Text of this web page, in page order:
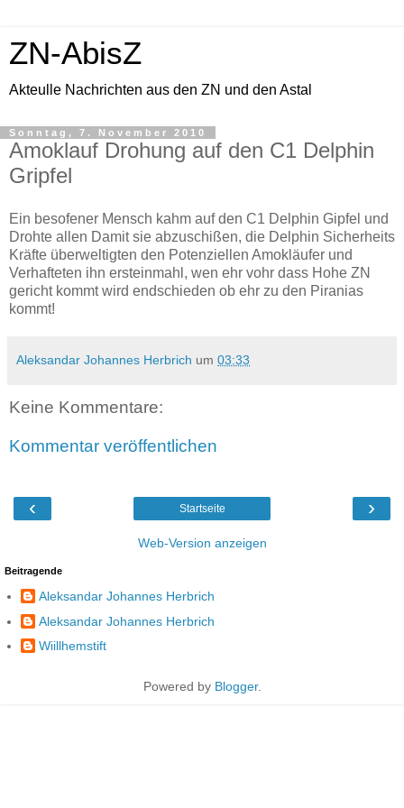
ZN-AbisZ
Akteulle Nachrichten aus den ZN und den Astal
Sonntag, 7. November 2010
Amoklauf Drohung auf den C1 Delphin
Gripfel
Ein besofener Mensch kahm auf den C1 Delphin Gipfel und
Drohte allen Damit sie abzuschißen, die Delphin Sicherheits
Kräfte überweltigten den Potenziellen Amokläufer und
Verhafteten ihn ersteinmahl, wen ehr vohr dass Hohe ZN
gericht kommt wird endschieden ob ehr zu den Piranias
kommt!
Aleksandar Johannes Herbrich um 03:33
Keine Kommentare:
Kommentar veröffentlichen
‹ ›
Startseite
Web-Version anzeigen
Beitragende
Aleksandar Johannes Herbrich
Aleksandar Johannes Herbrich
Wiillhemstift
Powered by Blogger.